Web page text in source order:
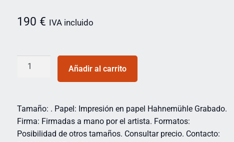
190 € IVA incluido
Añadir al carrito
Tamaño: . Papel: Impresión en papel Hahnemühle Grabado.
Firma: Firmadas a mano por el artista. Formatos:
Posibilidad de otros tamaños. Consultar precio. Contacto: